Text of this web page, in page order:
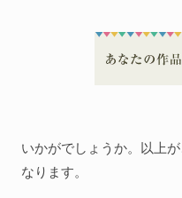
いかがでしょうか。以上
なります。